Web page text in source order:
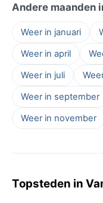
Andere maanden
Weer in januari
Weer in april
Weer in juli
Weer in september
Weer in november
Topsteden in